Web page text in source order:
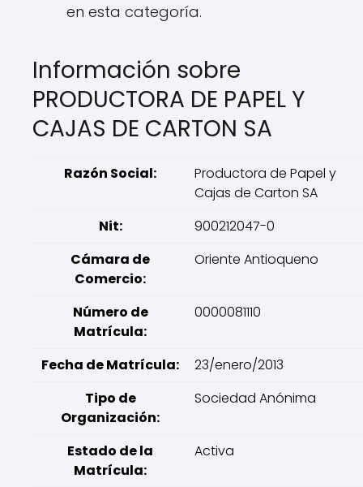
en esta categoría.
Información sobre
PRODUCTORA DE PAPEL Y
CAJAS DE CARTON SA
Razón Social:
Productora de Papel y
Cajas de Carton SA
Nit:
900212047-0
Cámara de
Comercio:
Oriente Antioqueno
Número de
Matrícula:
0000081110
Fecha de Matrícula:
23/enero/2013
Tipo de
Organización:
Sociedad Anónima
Estado de la
Matrícula:
Activa